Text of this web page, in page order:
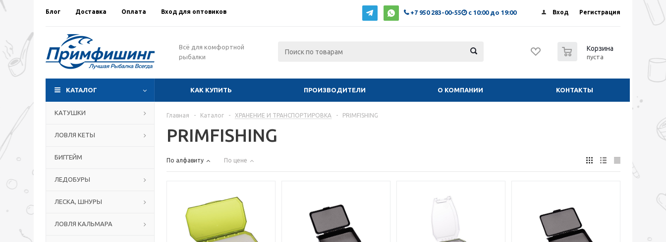
Блог Доставка Оплата Вход для оптовиков Вход Регистрация
+7 950 283-00-55 с 10:00 до 19:00
Всё для комфортной
рыбалки
Корзина
пуста
КАТАЛОГ КАК КУПИТЬ ПРОИЗВОДИТЕЛИ О КОМПАНИИ КОНТАКТЫ
КАТУШКИ
ЛОВЛЯ КЕТЫ
БИГГЕЙМ
ЛЕДОБУРЫ
ЛЕСКА, ШНУРЫ
ЛОВЛЯ КАЛЬМАРА
Главная - Каталог - ХРАНЕНИЕ И ТРАНСПОРТИРОВКА - PRIMFISHING
PRIMFISHING
По алфавиту По цене